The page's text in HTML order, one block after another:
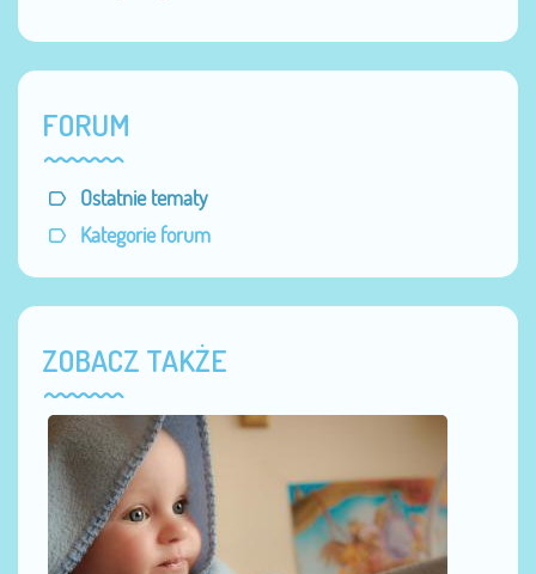
FORUM
Ostatnie tematy
Kategorie forum
ZOBACZ TAKŻE